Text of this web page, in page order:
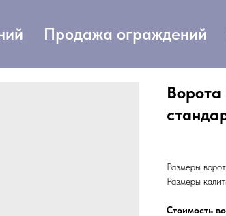
Продажа ограждений
Ворота
Размеры
Размеры
Стоимость